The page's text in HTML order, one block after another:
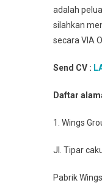
adalah
silahkan
secara VIA
Send CV :
Daftar
1. Wings
Jl. Tipar
Pabrik